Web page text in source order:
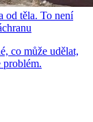
od těla. To není
co může udělat,
problém.